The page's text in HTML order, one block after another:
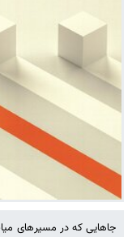
جاهایی که در مسیرهای